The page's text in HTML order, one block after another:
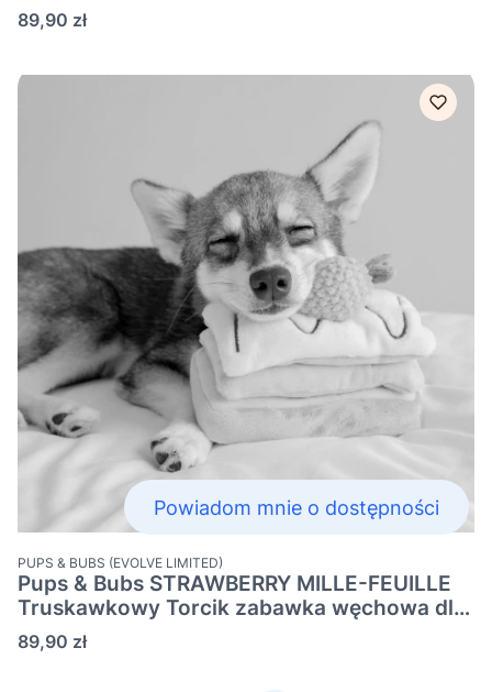
Cena
89,90 zł
Powiadom mnie o dostępności
PRODUCENT
PUPS & BUBS (EVOLVE LIMITED)
Pups & Bubs STRAWBERRY MILLE-FEUILLE
Truskawkowy Torcik zabawka węchowa dla
psa i kota
Cena
89,90 zł